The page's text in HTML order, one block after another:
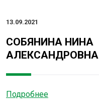
13.09.2021
СОБЯНИНА НИНА
АЛЕКСАНДРОВНА
Подробнее